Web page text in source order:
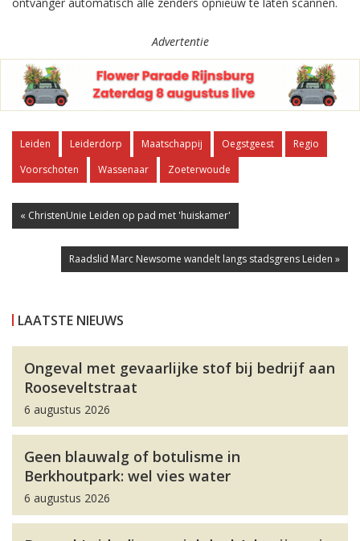
Advertentie
Leiden Leiderdorp Maatschappij Oegstgeest
Regio
Voorschoten
Wassenaar Zoeterwoude
« ChristenUnie Leiden op pad met 'huiskamer'
Raadslid Marc Newsome wandelt langs stadsgrens Leiden »
LAATSTE NIEUWS
Ongeval met gevaarlijke stof bij bedrijf aan
Rooseveltstraat
6 augustus 2026
Geen blauwalg of botulisme in
Berkhoutpark: wel vies water
6 augustus 2026